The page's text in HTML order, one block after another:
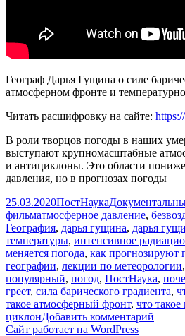
Географ Дарья Гущина о силе
атмосферном фронте и
Читать расшифровку на сайте:
В роли творцов погоды в наших
выступают крупномасштабные
и антициклоны. Это области
давления, но в прогнозах погоды
Опубликовано
25.03.2020Автор
ПостНаукаРубрики
фильмМетки
атмосферное давление,
География, дарья гущина, дарья
температуры, интенсивное
меняется погода, как прогнозируют
географии, лекции по метеорологии,
популярный, погод, ПостНаука,
греет, сила барического градиента,
такое атмосферный фронт, что такое
циклонДобавить комментарий
Сайт работает на WordPress